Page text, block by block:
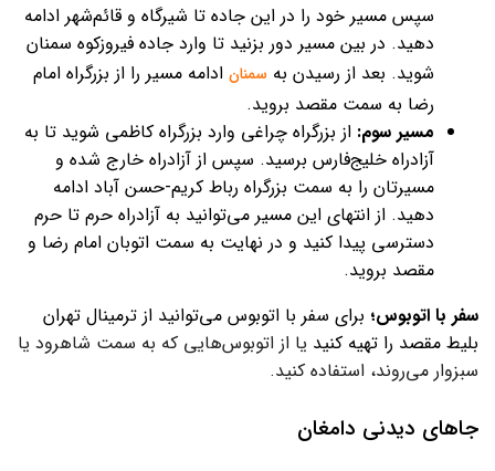
سپس مسیر خود را در این جاده تا شیرگاه و قائم‌شهر ادامه
دهید. در بین مسیر دور بزنید تا وارد جاده فیروزکوه سمنان
شوید. بعد از رسیدن به سمنان ادامه مسیر را از بزرگراه امام
رضا به سمت مقصد بروید.
مسیر سوم: از بزرگراه چراغی وارد بزرگراه کاظمی شوید تا به
آزادراه خلیج‌فارس برسید. سپس از آزادراه خارج شده و
مسیرتان را به سمت بزرگراه رباط کریم-حسن آباد ادامه
دهید. از انتهای این مسیر می‌توانید به آزادراه حرم تا حرم
دسترسی پیدا کنید و در نهایت به سمت اتوبان امام رضا و
مقصد بروید.
سفر با اتوبوس؛ برای سفر با اتوبوس می‌توانید از ترمینال تهران
بلیط مقصد را تهیه کنید یا از اتوبوس‌هایی که به سمت شاهرود یا
سبزوار می‌روند، استفاده کنید.
جاهای دیدنی دامغان